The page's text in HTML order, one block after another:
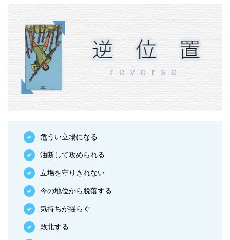
危うい立場になる
油断して攻められる
立場を守りきれない
今の地位から脱落する
気持ちが揺らぐ
敗北する